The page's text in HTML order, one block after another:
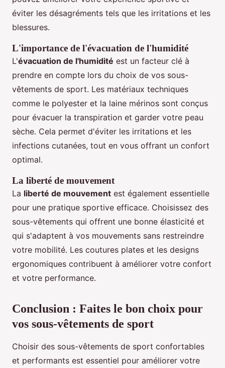
éviter les désagréments tels que les irritations et les
blessures.
L'importance de l'évacuation de l'humidité
L'évacuation de l'humidité est un facteur clé à
prendre en compte lors du choix de vos sous-
vêtements de sport. Les matériaux techniques
comme le polyester et la laine mérinos sont conçus
pour évacuer la transpiration et garder votre peau
sèche. Cela permet d'éviter les irritations et les
infections cutanées, tout en vous offrant un confort
optimal.
La liberté de mouvement
La liberté de mouvement est également essentielle
pour une pratique sportive efficace. Choisissez des
sous-vêtements qui offrent une bonne élasticité et
qui s'adaptent à vos mouvements sans restreindre
votre mobilité. Les coutures plates et les designs
ergonomiques contribuent à améliorer votre confort
et votre performance.
Conclusion : Faites le bon choix pour
vos sous-vêtements de sport
Choisir des sous-vêtements de sport confortables
et performants est essentiel pour améliorer votre